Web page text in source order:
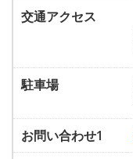
交通アクセス
駐車場
お問い合わせ1